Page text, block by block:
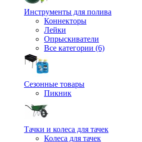
Инструменты для полива
Коннекторы
Лейки
Опрыскиватели
Все категории (6)
Сезонные товары
Пикник
Тачки и колеса для тачек
Колеса для тачек